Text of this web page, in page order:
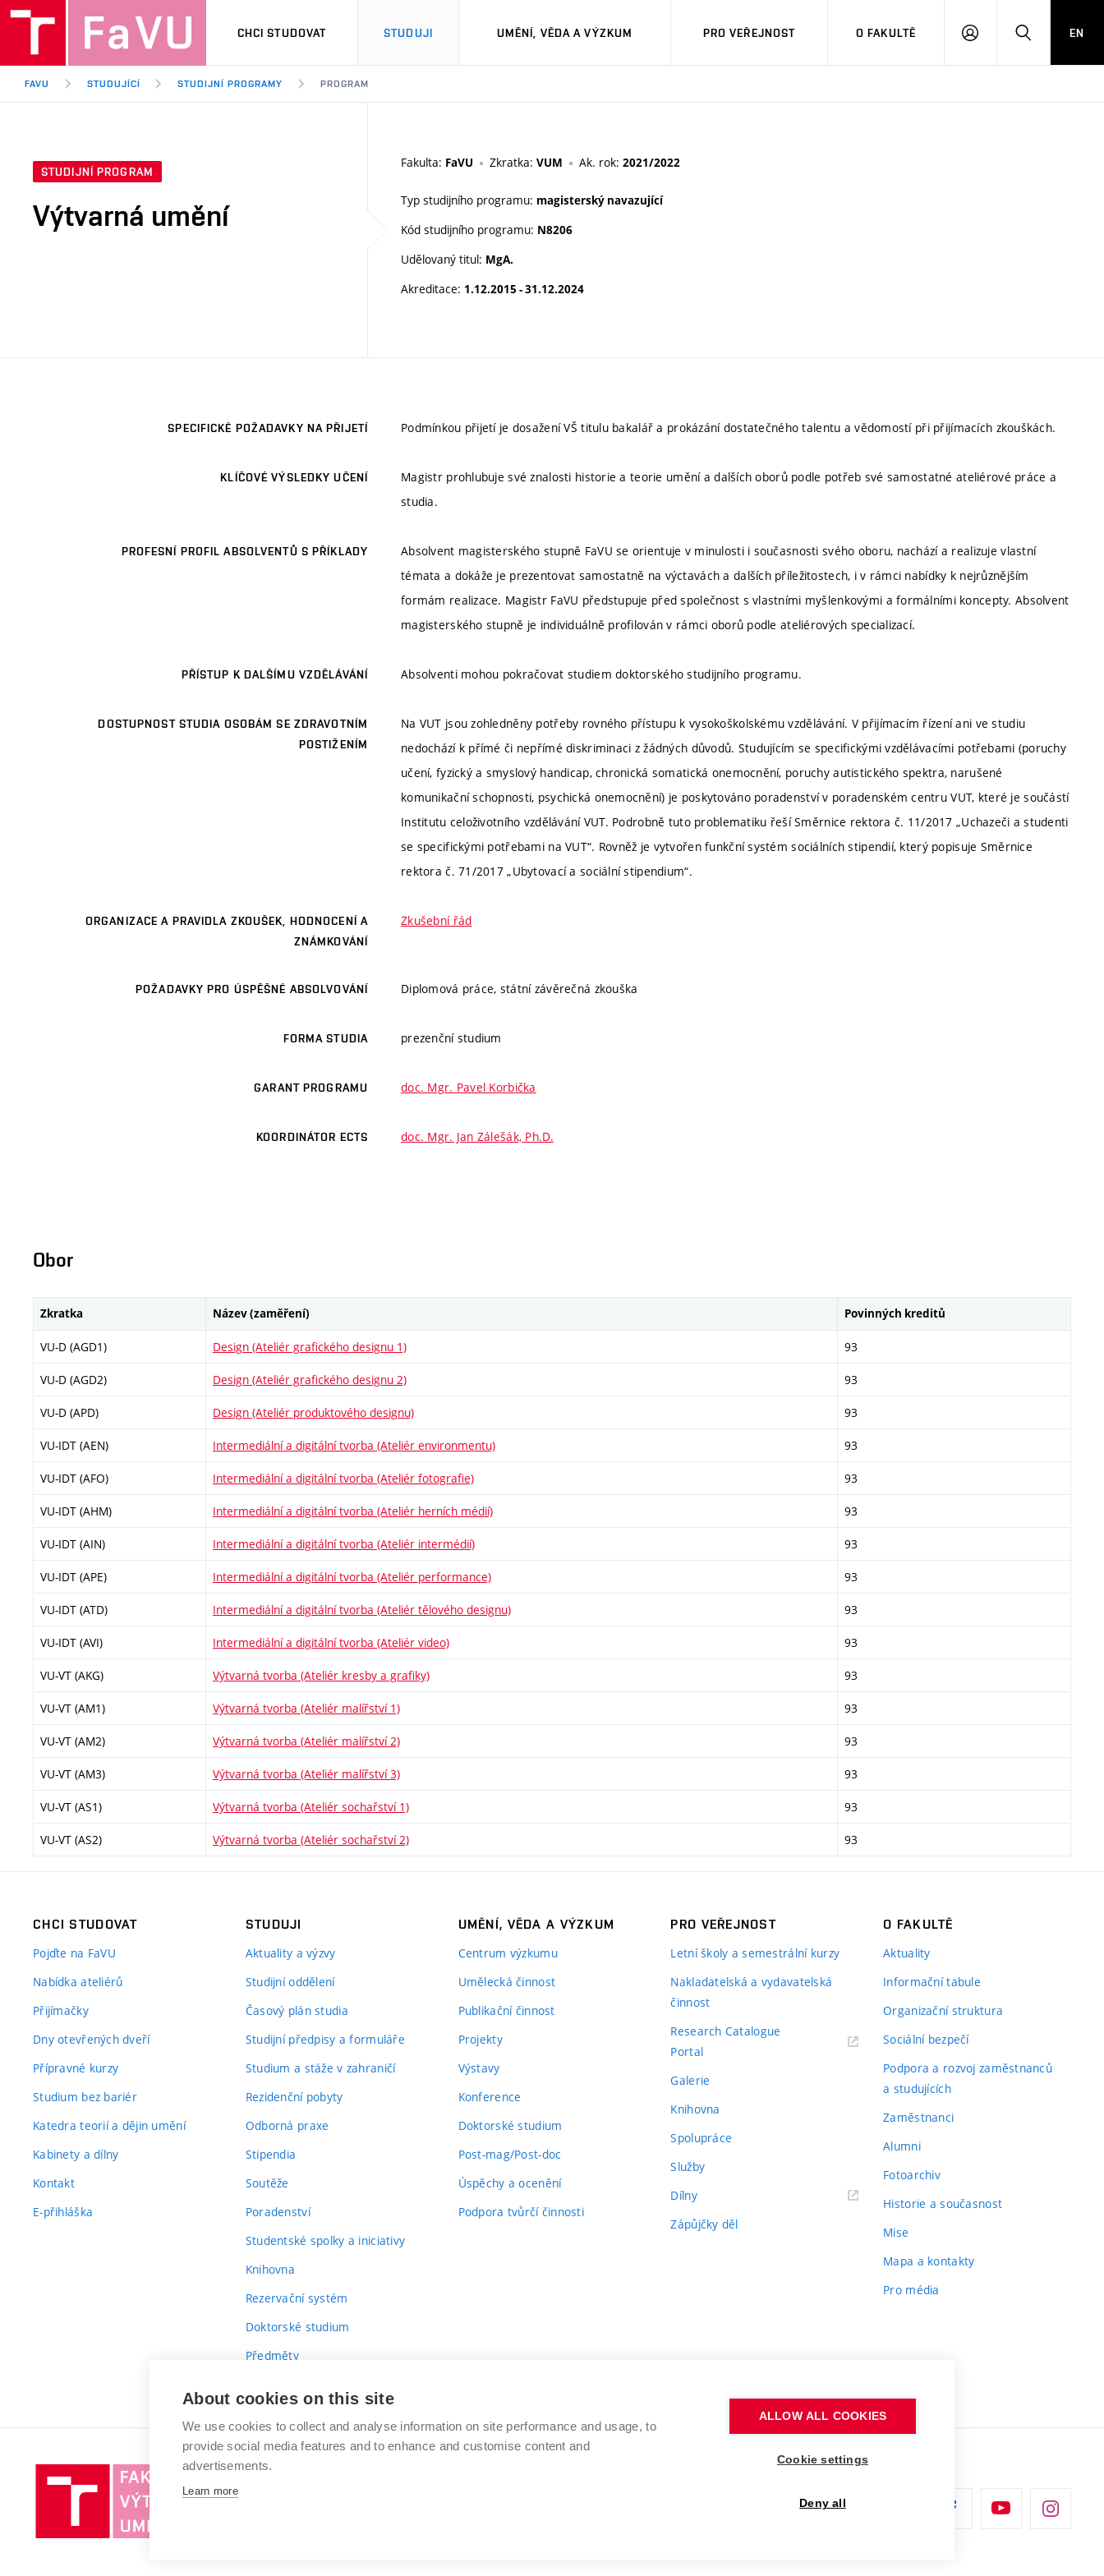
CHCI STUDOVAT STUDUJI UMĚNÍ, VĚDA A VÝZKUM PRO VEŘEJNOST O FAKULTĚ
PŘIHLÁSITHLEDAT
EN
FAVU STUDUJÍCÍ STUDIJNÍ PROGRAMY PROGRAM
STUDIJNÍ PROGRAM
Výtvarná umění
Fakulta: FaVU Zkratka: VUM Ak. rok: 2021/2022
Typ studijního programu: magisterský navazující
Kód studijního programu: N8206
Udělovaný titul: MgA.
Akreditace: 1.12.2015 - 31.12.2024
SPECIFICKÉ POŽADAVKY NA PŘIJETÍ Podmínkou přijetí je dosažení VŠ titulu bakalář a prokázání dostatečného talentu a vědomostí při přijímacích zkouškách.
KLÍČOVÉ VÝSLEDKY UČENÍ
Magistr prohlubuje své znalosti historie a teorie umění a dalších oborů podle potřeb své samostatné ateliérové práce a
studia.
PROFESNÍ PROFIL ABSOLVENTŮ S PŘÍKLADY
Absolvent magisterského stupně FaVU se orientuje v minulosti i současnosti svého oboru, nachází a realizuje vlastní
témata a dokáže je prezentovat samostatně na výctavách a dalších příležitostech, i v rámci nabídky k nejrůznějším
formám realizace. Magistr FaVU předstupuje před společnost s vlastními myšlenkovými a formálními koncepty. Absolvent
magisterského stupně je individuálně profilován v rámci oborů podle ateliérových specializací.
PŘÍSTUP K DALŠÍMU VZDĚLÁVÁNÍ Absolventi mohou pokračovat studiem doktorského studijního programu.
DOSTUPNOST STUDIA OSOBÁM SE ZDRAVOTNÍM
POSTIŽENÍM
Na VUT jsou zohledněny potřeby rovného přístupu k vysokoškolskému vzdělávání. V přijímacím řízení ani ve studiu
nedochází k přímé či nepřímé diskriminaci z žádných důvodů. Studujícím se specifickými vzdělávacími potřebami (poruchy
učení, fyzický a smyslový handicap, chronická somatická onemocnění, poruchy autistického spektra, narušené
komunikační schopnosti, psychická onemocnění) je poskytováno poradenství v poradenském centru VUT, které je součástí
Institutu celoživotního vzdělávání VUT. Podrobně tuto problematiku řeší Směrnice rektora č. 11/2017 „Uchazeči a studenti
se specifickými potřebami na VUT“. Rovněž je vytvořen funkční systém sociálních stipendií, který popisuje Směrnice
rektora č. 71/2017 „Ubytovací a sociální stipendium“.
ORGANIZACE A PRAVIDLA ZKOUŠEK, HODNOCENÍ A
ZNÁMKOVÁNÍ
Zkušební řád
POŽADAVKY PRO ÚSPĚŠNÉ ABSOLVOVÁNÍ Diplomová práce, státní závěrečná zkouška
FORMA STUDIA prezenční studium
GARANT PROGRAMU doc. Mgr. Pavel Korbička
KOORDINÁTOR ECTS doc. Mgr. Jan Zálešák, Ph.D.
Obor
Zkratka Název (zaměření) Povinných kreditů
VU-D (AGD1) Design (Ateliér grafického designu 1) 93
VU-D (AGD2) Design (Ateliér grafického designu 2) 93
VU-D (APD) Design (Ateliér produktového designu) 93
VU-IDT (AEN) Intermediální a digitální tvorba (Ateliér environmentu) 93
VU-IDT (AFO) Intermediální a digitální tvorba (Ateliér fotografie) 93
VU-IDT (AHM) Intermediální a digitální tvorba (Ateliér herních médií) 93
VU-IDT (AIN) Intermediální a digitální tvorba (Ateliér intermédií) 93
VU-IDT (APE) Intermediální a digitální tvorba (Ateliér performance) 93
VU-IDT (ATD) Intermediální a digitální tvorba (Ateliér tělového designu) 93
VU-IDT (AVI) Intermediální a digitální tvorba (Ateliér video) 93
VU-VT (AKG) Výtvarná tvorba (Ateliér kresby a grafiky) 93
VU-VT (AM1) Výtvarná tvorba (Ateliér malířství 1) 93
VU-VT (AM2) Výtvarná tvorba (Ateliér malířství 2) 93
VU-VT (AM3) Výtvarná tvorba (Ateliér malířství 3) 93
VU-VT (AS1) Výtvarná tvorba (Ateliér sochařství 1) 93
VU-VT (AS2) Výtvarná tvorba (Ateliér sochařství 2) 93
CHCI STUDOVAT
Pojďte na FaVU
Nabídka ateliérů
Přijímačky
Dny otevřených dveří
Přípravné kurzy
Studium bez bariér
Katedra teorií a dějin umění
Kabinety a dílny
Kontakt
E-přihláška
STUDUJI
Aktuality a výzvy
Studijní oddělení
Časový plán studia
Studijní předpisy a formuláře
Studium a stáže v zahraničí
Rezidenční pobyty
Odborná praxe
Stipendia
Soutěže
Poradenství
Studentské spolky a iniciativy
Knihovna
Rezervační systém
Doktorské studium
Předměty
UMĚNÍ, VĚDA A VÝZKUM
Centrum výzkumu
Umělecká činnost
Publikační činnost
Projekty
Výstavy
Konference
Doktorské studium
Post-mag/Post-doc
Úspěchy a ocenění
Podpora tvůrčí činnosti
PRO VEŘEJNOST
Letní školy a semestrální kurzy
Nakladatelská a vydavatelská
činnost
Research Catalogue
Portal
Galerie
Knihovna
Spolupráce
Služby
Dílny
Zápůjčky děl
O FAKULTĚ
Aktuality
Informační tabule
Organizační struktura
Sociální bezpečí
Podpora a rozvoj zaměstnanců
a studujících
Zaměstnanci
Alumni
Fotoarchiv
Historie a současnost
Mise
Mapa a kontakty
Pro média
Vysoké
About cookies on this site
We use cookies to collect and analyse information on site performance and usage, to
provide social media features and to enhance and customise content and
advertisements.
Learn more
ALLOW ALL COOKIES
Cookie settings
Deny all